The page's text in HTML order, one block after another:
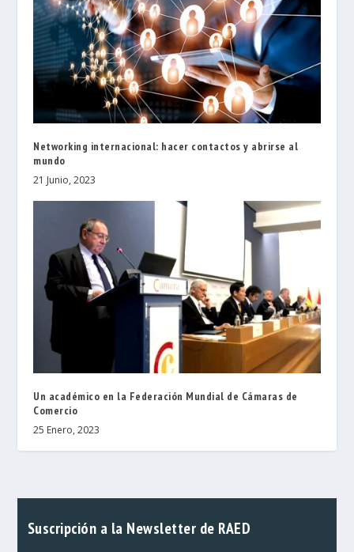
Networking internacional: hacer contactos y abrirse al
mundo
21 Junio, 2023
Un académico en la Federación Mundial de Cámaras de
Comercio
25 Enero, 2023
Suscripción a la Newsletter de RAED